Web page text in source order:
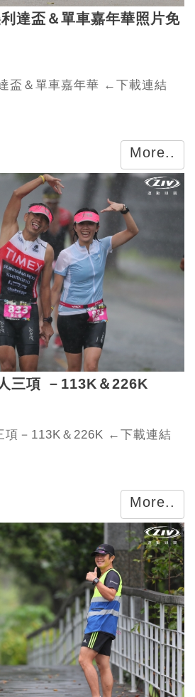
達盃＆單車嘉年華照片免
盃＆單車嘉年華 ←下載連結
More..
三項 －113K＆226K
項－113K＆226K ←下載連結
More..